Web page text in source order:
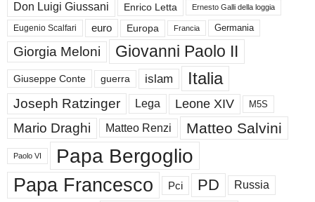
Don Luigi Giussani Enrico Letta Ernesto Galli della loggia
Eugenio Scalfari euro Europa Francia Germania
Giorgia Meloni Giovanni Paolo II
Giuseppe Conte guerra islam Italia
Joseph Ratzinger Lega Leone XIV M5S
Mario Draghi Matteo Renzi Matteo Salvini
Paolo VI Papa Bergoglio
Papa Francesco Pci PD Russia